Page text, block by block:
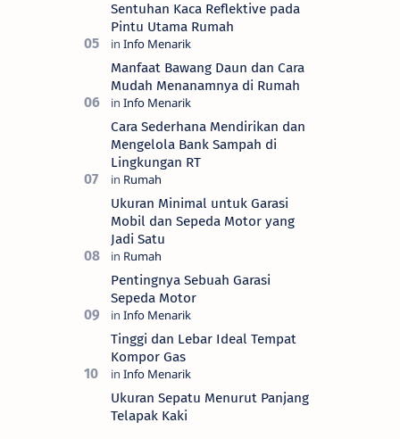
Sentuhan Kaca Reflektive pada
Pintu Utama Rumah
Manfaat Bawang Daun dan Cara
Mudah Menanamnya di Rumah
Cara Sederhana Mendirikan dan
Mengelola Bank Sampah di
Lingkungan RT
Ukuran Minimal untuk Garasi
Mobil dan Sepeda Motor yang
Jadi Satu
Pentingnya Sebuah Garasi
Sepeda Motor
Tinggi dan Lebar Ideal Tempat
Kompor Gas
Ukuran Sepatu Menurut Panjang
Telapak Kaki